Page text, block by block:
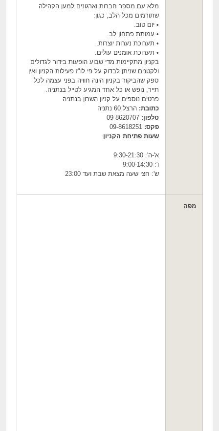
מלא עם מספר חברות וארגונים למען הקהילה
שתורמים מכל הלב, כגון:
• יום טוב.
• עמותת פתחון לב.
• תערוכת נערות יוצרות.
• תערוכת אומנים עולים.
בקניון מתקיימות מדי שבוע הופעות בידור לגדולים
ולקטנים שניתן לבדוק על פי לו"ז פעילות הקניון ואין
ספק שהביקור בקניון הינה חוויה בפני עצמה לכל
תייר, נופש או כל אחד המגיע לטייל בנתניה.
פרטים נוספים על קניון השרון בנתניה
כתובת: הרצל 60 נתניה
טלפון: 09-8620707
פקס:09-8618251
שעות פתיחת הקניון:
א'-ה': 9:30-21:30
ו': 9:00-14:30
ש': חצי שעה מצאת שבת ועד 23:00
מפה